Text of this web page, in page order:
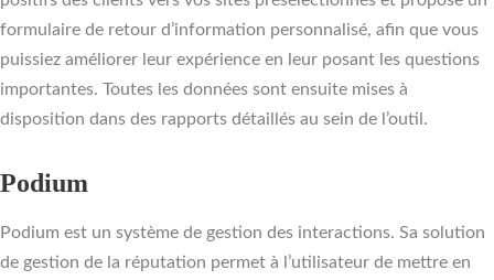
formulaire de retour d’information personnalisé, afin que vous
puissiez améliorer leur expérience en leur posant les questions
importantes. Toutes les données sont ensuite mises à
disposition dans des rapports détaillés au sein de l’outil.
Podium
Podium est un système de gestion des interactions. Sa solution
de gestion de la réputation permet à l’utilisateur de mettre en